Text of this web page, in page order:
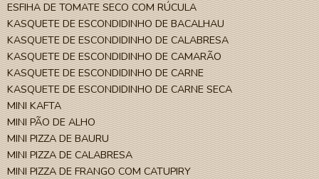
ESFIHA DE TOMATE SECO COM RÚCULA
KASQUETE DE ESCONDIDINHO DE BACALHAU
KASQUETE DE ESCONDIDINHO DE CALABRESA
KASQUETE DE ESCONDIDINHO DE CAMARÃO
KASQUETE DE ESCONDIDINHO DE CARNE
KASQUETE DE ESCONDIDINHO DE CARNE SECA
MINI KAFTA
MINI PÃO DE ALHO
MINI PIZZA DE BAURU
MINI PIZZA DE CALABRESA
MINI PIZZA DE FRANGO COM CATUPIRY